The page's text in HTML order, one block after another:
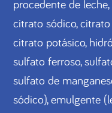
procedente de
citrato sódico,
citrato potásico,
sulfato ferroso,
sulfato de
sódico), emulgente